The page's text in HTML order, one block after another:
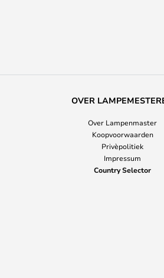
OVER
Over Lampenmaster
Koopvoorwaarden
Privèpolitiek
Impressum
Country Selector